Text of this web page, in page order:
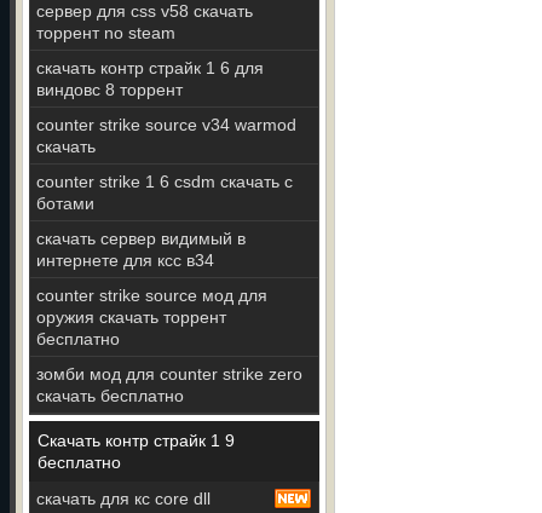
сервер для css v58 скачать
торрент no steam
скачать контр страйк 1 6 для
виндовс 8 торрент
counter strike source v34 warmod
скачать
counter strike 1 6 csdm скачать с
ботами
скачать сервер видимый в
интернете для ксс в34
counter strike source мод для
оружия скачать торрент
бесплатно
зомби мод для counter strike zero
скачать бесплатно
Скачать контр страйк 1 9
бесплатно
скачать для кс core dll